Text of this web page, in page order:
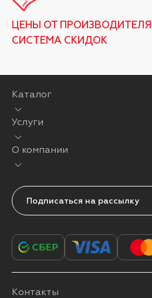
ЦЕНЫ ОТ ПРОИЗВОДИТЕЛЯ
СИСТЕМА СКИДОК
Каталог
Услуги
О компании
Контакты